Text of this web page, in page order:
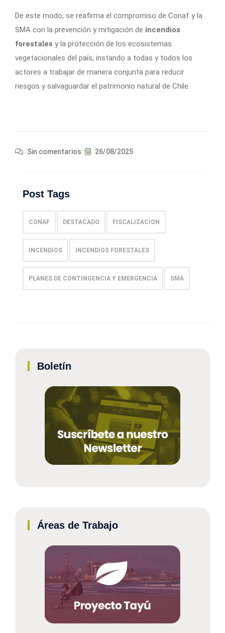
De este modo, se reafirma el compromiso de Conaf y la
SMA con la prevención y mitigación de incendios
forestales y la protección de los ecosistemas
vegetacionales del país, instando a todas y todos los
actores a trabajar de manera conjunta para reducir
riesgos y salvaguardar el patrimonio natural de Chile.
Sin comentarios 26/08/2025
Post Tags
CONAF DESTACADO FISCALIZACION
INCENDIOS INCENDIOS FORESTALES
PLANES DE CONTINGENCIA Y EMERGENCIA SMA
Boletín
Áreas de Trabajo